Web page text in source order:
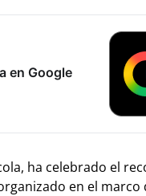
en Google
ha celebrado el
en el